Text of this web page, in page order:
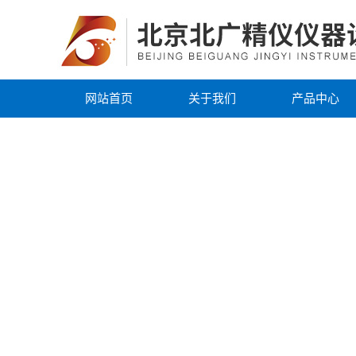
网站首页 关于我们 产品中心